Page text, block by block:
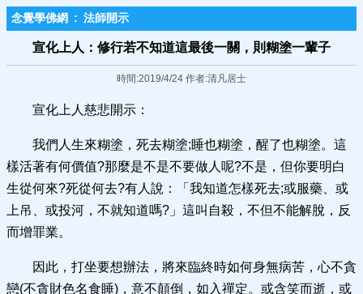
念覺學佛網 : 法師開示
宣化上人：修行若不知道這最後一關，則糊塗一輩子
時間:2019/4/24 作者:清凡居士
宣化上人慈悲開示：
我們人生來糊塗，死去糊塗;睡也糊塗，醒了也糊塗。這
樣活著有何價值?那麼是不是不要做人呢?不是，但你要明白
生從何來?死從何去?有人說：「我知道怎樣死去;或服藥、或
上吊、或投河，不就知道嗎?」這叫自殺，不但不能解脫，反
而增罪業。
因此，打坐要想辦法，將來臨終時如何身無病苦，心不貪
戀(不貪財色名食睡)，意不顛倒，如入禪定。或含笑而逝，或